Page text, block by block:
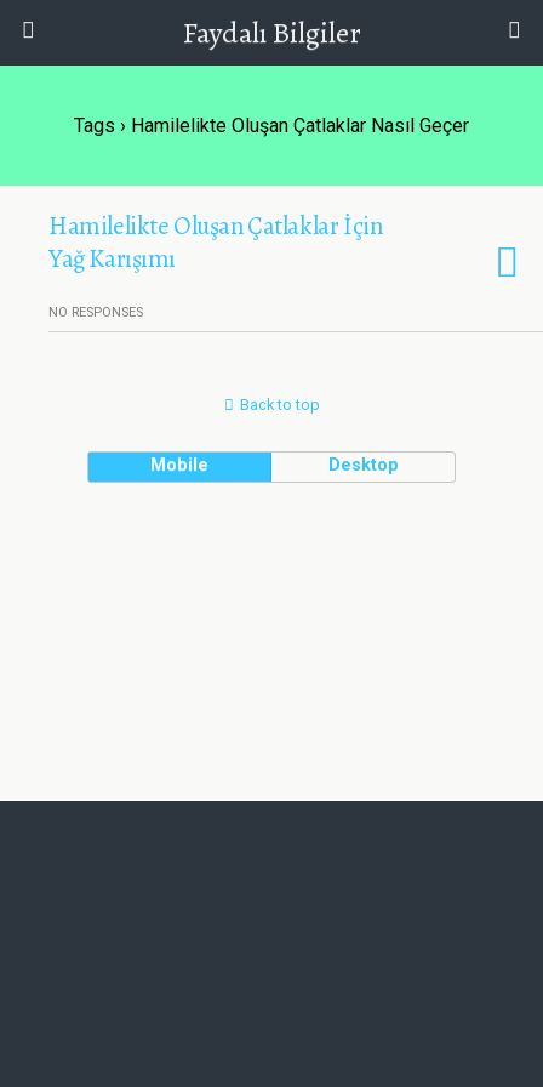
Faydalı Bilgiler
Tags › Hamilelikte Oluşan Çatlaklar Nasıl Geçer
Hamilelikte Oluşan Çatlaklar İçin
Yağ Karışımı
NO RESPONSES
Back to top
Mobile Desktop